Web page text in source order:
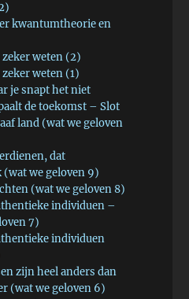
kwantumtheorie en
weten (2)
weten (1)
je snapt het niet
de toekomst – Slot
land (wat we geloven
dat
(wat we geloven 9)
(wat we geloven 8)
individuen –
7)
individuen
zijn heel anders dan
(wat we geloven 6)